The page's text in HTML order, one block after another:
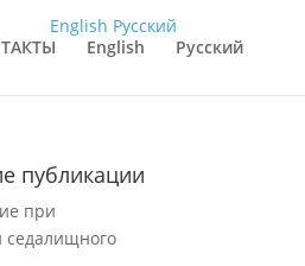
English Русский
публикации
при
седалищного
English Русский